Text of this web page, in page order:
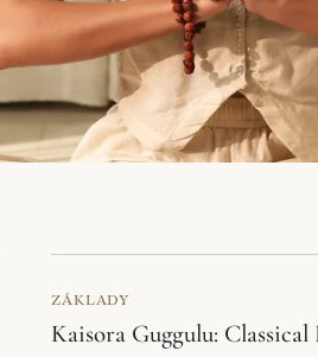
ZÁKLADY
Kaisora Guggulu: